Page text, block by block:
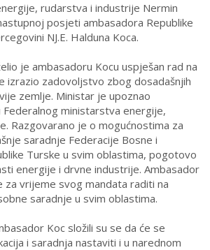
rudarstva i industrije Nermin
posjeti ambasadora Republike
NJ.E. Halduna Koca.
je ambasadoru Kocu uspješan rad na
izrazio zadovoljstvo zbog dosadašnjih
zemlje. Ministar je upoznao
ministarstva energije,
Razgovarano je o mogućnostima za
saradnje Federacije Bosne i
Turske u svim oblastima, pogotovo
energije i drvne industrije. Ambasador
za vrijeme svog mandata raditi na
saradnje u svim oblastima.
Koc složili su se da će se
i saradnja nastaviti i u narednom